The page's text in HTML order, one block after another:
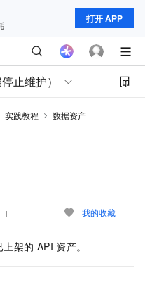
打开 APP
止维护）
实践教程
数据资产
我的收藏
架的 API 资产。